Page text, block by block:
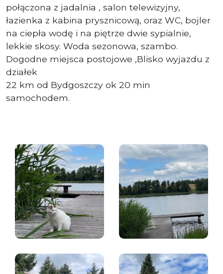
połączona z jadalnia , salon telewizyjny,
łazienka z kabina prysznicową, oraz WC, bojler
na ciepła wodę i na piętrze dwie sypialnie,
lekkie skosy. Woda sezonowa, szambo.
Dogodne miejsca postojowe ,Blisko wyjazdu z
działek
22 km od Bydgoszczy ok 20 min
samochodem.